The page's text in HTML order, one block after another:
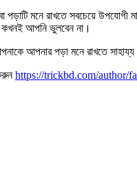
পড়াটি মনে রাখতে সবচেয়ে
কখনই আপনি ভুলবেন না।
আপনার পড়া মনে রাখতে সাহায্য
https://trickbd.com/author/